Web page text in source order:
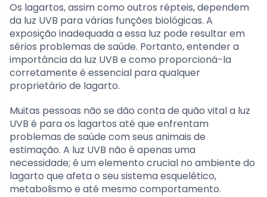
Os lagartos, assim como outros répteis, dependem
da luz UVB para várias funções biológicas. A
exposição inadequada a essa luz pode resultar em
sérios problemas de saúde. Portanto, entender a
importância da luz UVB e como proporcioná-la
corretamente é essencial para qualquer
proprietário de lagarto.
Muitas pessoas não se dão conta de quão vital a luz
UVB é para os lagartos até que enfrentam
problemas de saúde com seus animais de
estimação. A luz UVB não é apenas uma
necessidade; é um elemento crucial no ambiente do
lagarto que afeta o seu sistema esquelético,
metabolismo e até mesmo comportamento.